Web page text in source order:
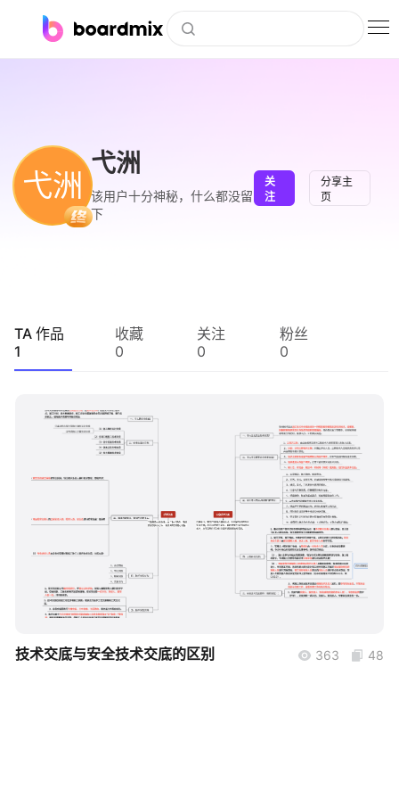
下载
会员
企业服务
知识分享社区
弋洲
弋洲
该用户十分神秘，什么都没留
下
关
注
分享主
页
TA 作品
1
收藏
0
关注
0
粉丝
0
boardmix
技术交底与安全技术交底的区别 363 48